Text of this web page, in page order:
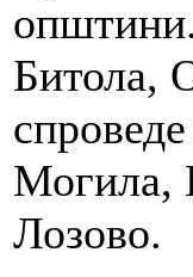
Битола,
Могила,
Лозово.